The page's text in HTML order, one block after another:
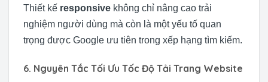
Thiết kế responsive không chỉ nâng cao trải
nghiệm người dùng mà còn là một yếu tố quan
trọng được Google ưu tiên trong xếp hạng tìm kiếm.
6. Nguyên Tắc Tối Ưu Tốc Độ Tải Trang Website